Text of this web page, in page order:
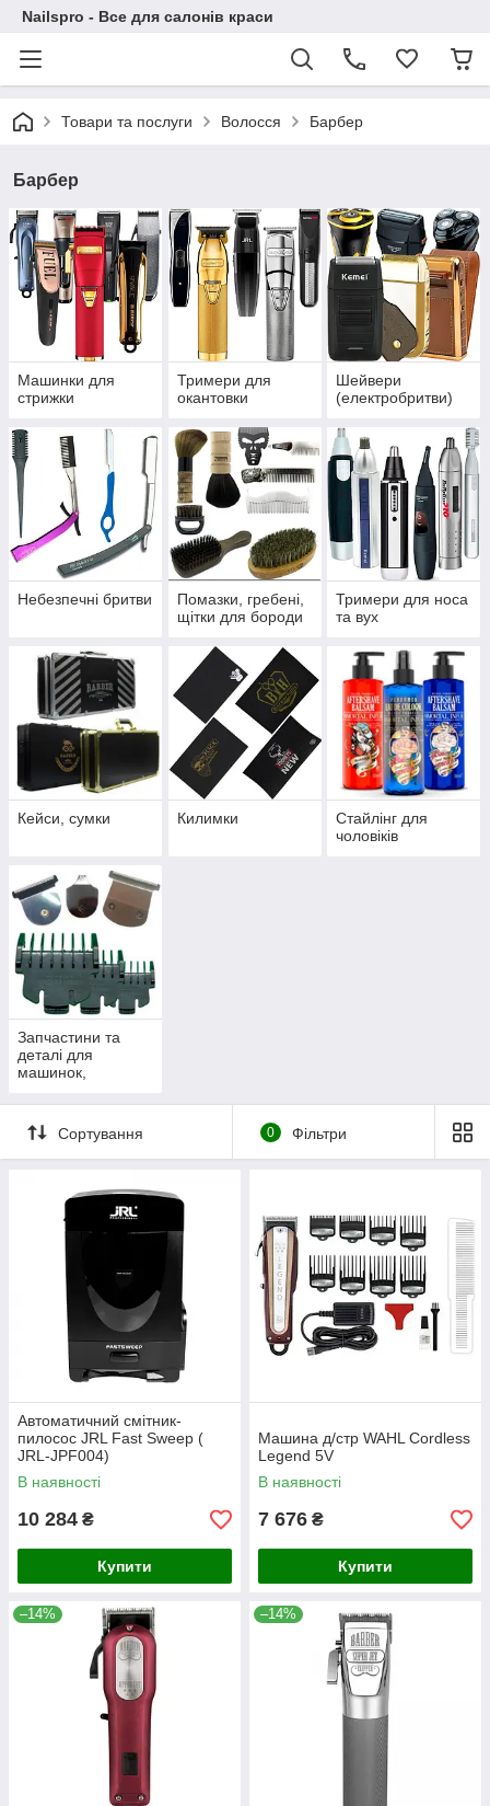
Nailspro - Все для салонів краси
Товари та послуги Волосся Барбер
Барбер
Машинки для
стрижки
Тримери для
окантовки
Шейвери
(електробритви)
Небезпечні бритви
Помазки, гребені,
щітки для бороди
Тримери для носа
та вух
Кейси, сумки Килимки
Стайлінг для
чоловіків
Запчастини та
деталі для
машинок,
електробритв
Сортування
0 Фільтри
Автоматичний смітник-
пилосос JRL Fast Sweep (
JRL-JPF004)
В наявності
10 284 ₴
Купити
Машина д/стр WAHL Cordless
Legend 5V
В наявності
7 676 ₴
Купити
–14% –14%